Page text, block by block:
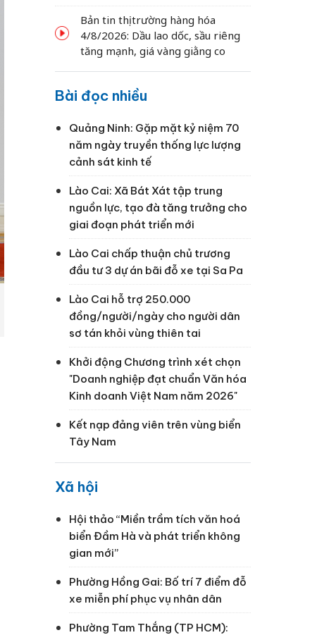
Bản tin thị trường hàng hóa
4/8/2026: Dầu lao dốc, sầu riêng
tăng mạnh, giá vàng giằng co
Bài đọc nhiều
Quảng Ninh: Gặp mặt kỷ niệm 70
năm ngày truyền thống lực lượng
cảnh sát kinh tế
Lào Cai: Xã Bát Xát tập trung
nguồn lực, tạo đà tăng trưởng cho
giai đoạn phát triển mới
Lào Cai chấp thuận chủ trương
đầu tư 3 dự án bãi đỗ xe tại Sa Pa
Lào Cai hỗ trợ 250.000
đồng/người/ngày cho người dân
sơ tán khỏi vùng thiên tai
Khởi động Chương trình xét chọn
"Doanh nghiệp đạt chuẩn Văn hóa
Kinh doanh Việt Nam năm 2026"
Kết nạp đảng viên trên vùng biển
Tây Nam
Xã hội
Hội thảo “Miền trầm tích văn hoá
biển Đầm Hà và phát triển không
gian mới”
Phường Hồng Gai: Bố trí 7 điểm đỗ
xe miễn phí phục vụ nhân dân
Phường Tam Thắng (TP HCM):